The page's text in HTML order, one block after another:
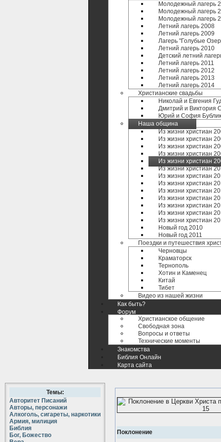
Молодежный лагерь
Молодежный лагерь
Молодежный лагерь
Летний лагерь 2008
Летний лагерь 2009
Лагерь "Голубые
Летний лагерь 2010
Детский летний
Летний лагерь 2011
Летний лагерь 2012
Летний лагерь 2013
Летний лагерь 2014
Христианские свадьбы
Николай и Евгения
Дмитрий и Виктория
Юрий и София Бублик
Наша община
Из жизни христиан
Из жизни христиан
Из жизни христиан
Из жизни христиан
Из жизни христиан
Из жизни христиан
Из жизни христиан
Из жизни христиан
Из жизни христиан
Из жизни христиан
Из жизни христиан
Из жизни христиан
Из жизни христиан
Новый год 2010
Новый год 2011
Поездки и путешествия
Черновцы
Краматорск
Тернополь
Хотин и Каменец
Китай
Тибет
Видео из нашей жизни
Как быть?
Форум
Христианское общение
Свободная зона
Вопросы и ответы
Технические моменты
Знакомства
Библия Онлайн
Карта сайта
Темы:
Авторитет Писаний
Авторы, персонажи
Алкоголь, сигареты, наркотики
Армия, милиция
Библия
Бог, Божество
Поклонение